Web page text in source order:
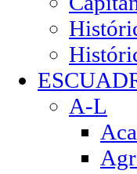
A-L